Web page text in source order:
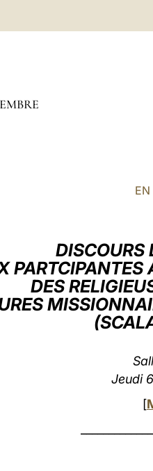
EN
DISCOURS
PARTCIPANTES
DES
Jeudi
[